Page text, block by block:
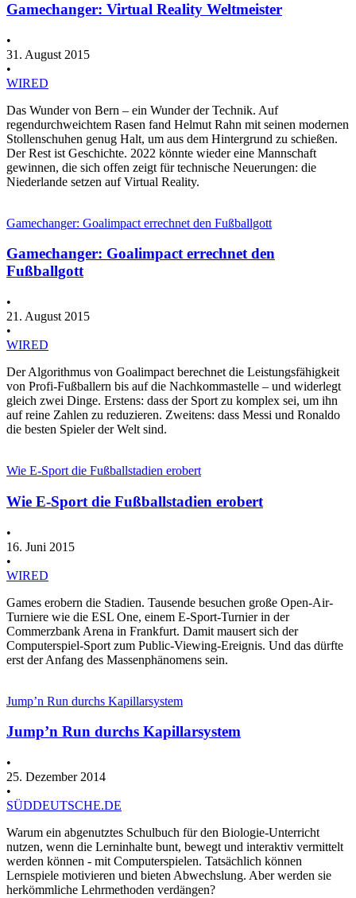
Gamechanger: Virtual Reality Weltmeister
•
31. August 2015
•
WIRED
Das Wunder von Bern – ein Wunder der Technik. Auf
regendurchweichtem Rasen fand Helmut Rahn mit seinen modernen
Stollenschuhen genug Halt, um aus dem Hintergrund zu schießen.
Der Rest ist Geschichte. 2022 könnte wieder eine Mannschaft
gewinnen, die sich offen zeigt für technische Neuerungen: die
Niederlande setzen auf Virtual Reality.
Gamechanger: Goalimpact errechnet den Fußballgott
Gamechanger: Goalimpact errechnet den
Fußballgott
•
21. August 2015
•
WIRED
Der Algorithmus von Goalimpact berechnet die Leistungsfähigkeit
von Profi-Fußballern bis auf die Nachkommastelle – und widerlegt
gleich zwei Dinge. Erstens: dass der Sport zu komplex sei, um ihn
auf reine Zahlen zu reduzieren. Zweitens: dass Messi und Ronaldo
die besten Spieler der Welt sind.
Wie E-Sport die Fußballstadien erobert
Wie E-Sport die Fußballstadien erobert
•
16. Juni 2015
•
WIRED
Games erobern die Stadien. Tausende besuchen große Open-Air-
Turniere wie die ESL One, einem E-Sport-Turnier in der
Commerzbank Arena in Frankfurt. Damit mausert sich der
Computerspiel-Sport zum Public-Viewing-Ereignis. Und das dürfte
erst der Anfang des Massenphänomens sein.
Jump’n Run durchs Kapillarsystem
Jump’n Run durchs Kapillarsystem
•
25. Dezember 2014
•
SÜDDEUTSCHE.DE
Warum ein abgenutztes Schulbuch für den Biologie-Unterricht
nutzen, wenn die Lerninhalte bunt, bewegt und interaktiv vermittelt
werden können - mit Computerspielen. Tatsächlich können
Lernspiele motivieren und bieten Abwechslung. Aber werden sie
herkömmliche Lehrmethoden verdängen?